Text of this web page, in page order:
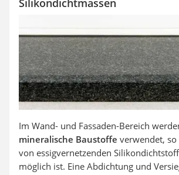
Silikondichtmassen
Im Wand- und Fassaden-Bereich
mineralische Baustoffe verwendet, so
von essigvernetzenden
möglich ist. Eine Abdichtung und